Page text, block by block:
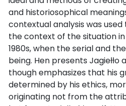
and historiosophical
contextual analysis was
the context of the situation
1980s, when the serial and
being. Hen presents
though emphasizes that his
determined by his ethics,
originating not from the